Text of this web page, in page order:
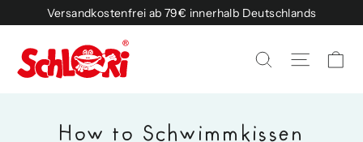
to
content
Versandkostenfrei ab 79€ innerhalb Deutschlands
Search Site
How to Schwimmkissen